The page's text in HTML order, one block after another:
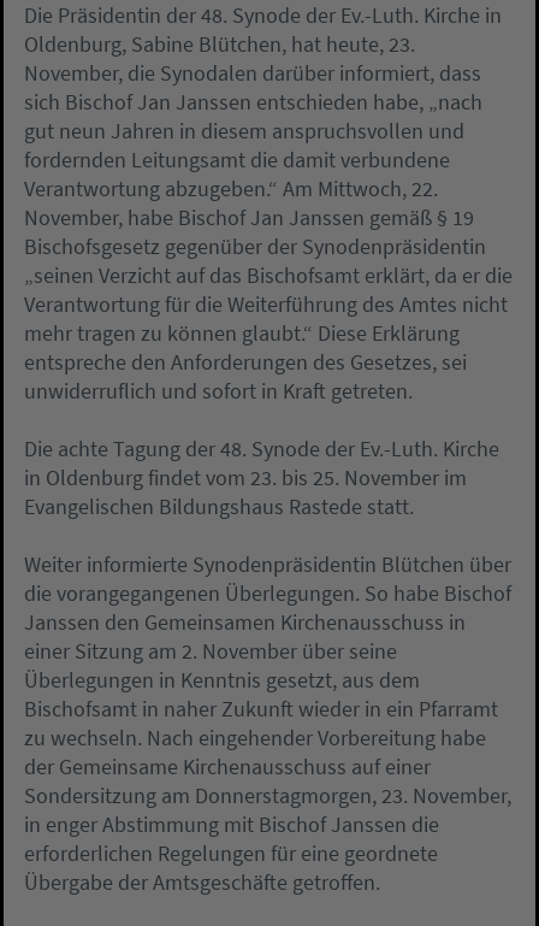
Die Präsidentin der 48. Synode der Ev.-Luth. Kirche in
Oldenburg, Sabine Blütchen, hat heute, 23.
November, die Synodalen darüber informiert, dass
sich Bischof Jan Janssen entschieden habe, „nach
gut neun Jahren in diesem anspruchsvollen und
fordernden Leitungsamt die damit verbundene
Verantwortung abzugeben.“ Am Mittwoch, 22.
November, habe Bischof Jan Janssen gemäß § 19
Bischofsgesetz gegenüber der Synodenpräsidentin
„seinen Verzicht auf das Bischofsamt erklärt, da er die
Verantwortung für die Weiterführung des Amtes nicht
mehr tragen zu können glaubt.“ Diese Erklärung
entspreche den Anforderungen des Gesetzes, sei
unwiderruflich und sofort in Kraft getreten.
Die achte Tagung der 48. Synode der Ev.-Luth. Kirche
in Oldenburg findet vom 23. bis 25. November im
Evangelischen Bildungshaus Rastede statt.
Weiter informierte Synodenpräsidentin Blütchen über
die vorangegangenen Überlegungen. So habe Bischof
Janssen den Gemeinsamen Kirchenausschuss in
einer Sitzung am 2. November über seine
Überlegungen in Kenntnis gesetzt, aus dem
Bischofsamt in naher Zukunft wieder in ein Pfarramt
zu wechseln. Nach eingehender Vorbereitung habe
der Gemeinsame Kirchenausschuss auf einer
Sondersitzung am Donnerstagmorgen, 23. November,
in enger Abstimmung mit Bischof Janssen die
erforderlichen Regelungen für eine geordnete
Übergabe der Amtsgeschäfte getroffen.